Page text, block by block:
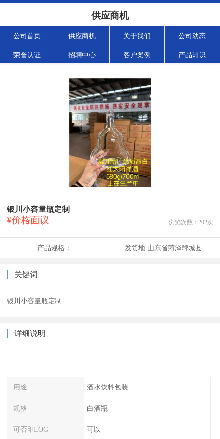
供应商机
公司首页 供应商机 关于我们 公司动态
荣誉认证 招聘中心 客户案例 产品知识
银川小容量瓶定制
¥价格面议 浏览次数： 202次
产品规格： 发货地:山东省菏泽郓城县
关键词
银川小容量瓶定制
详细说明
用途 酒水饮料包装
规格 白酒瓶
可否印LOG 可以